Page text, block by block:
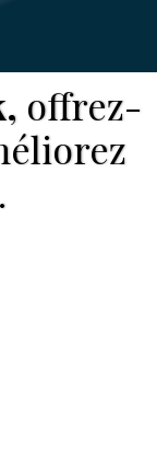
offrez-